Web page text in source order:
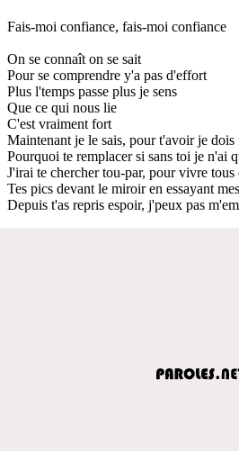
Fais-moi confiance, fais-moi confiance
On se connaît on se sait
Pour se comprendre y'a pas d'effort
Plus l'temps passe plus je sens
Que ce qui nous lie
C'est vraiment fort
Maintenant je le sais, pour t'avoir je dois
Pourquoi te remplacer si sans toi je n'ai
J'irai te chercher tou-par, pour vivre tous
Tes pics devant le miroir en essayant
Depuis t'as repris espoir, j'peux pas